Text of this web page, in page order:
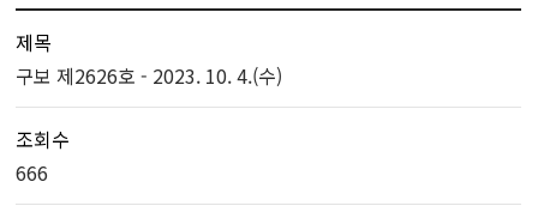
제목
구보 제2626호 - 2023. 10. 4.(수)
조회수
666